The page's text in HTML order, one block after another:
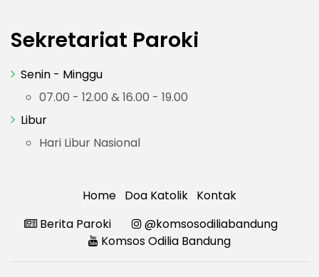
Sekretariat Paroki
Senin - Minggu
07.00 - 12.00 & 16.00 - 19.00
Libur
Hari Libur Nasional
Home Doa Katolik Kontak
Berita Paroki
@komsosodiliabandung
Komsos Odilia Bandung